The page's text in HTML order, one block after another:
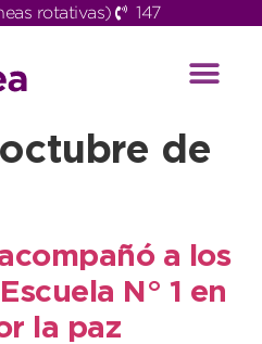
rotativas) 147
de
a los
N° 1 en
la paz